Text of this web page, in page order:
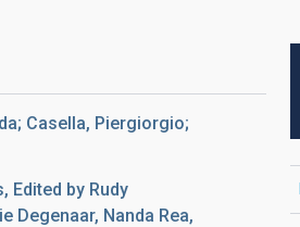
Casella, Piergiorgio;
Edited by Rudy
Degenaar, Nanda Rea,